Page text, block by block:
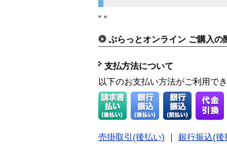
” “
ぷらっとオンライン ご購入の
支払方法について
以下のお支払い方法がご利用で
売掛取引(後払い)
銀行振込(後